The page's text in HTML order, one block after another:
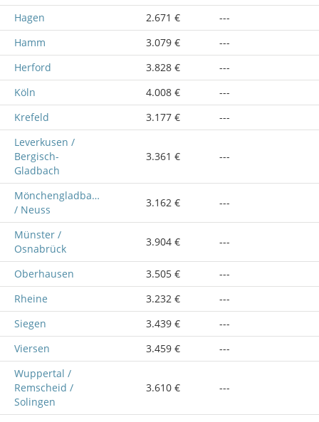
Hagen
2.671 €
---
Hamm
3.079 €
---
Herford
3.828 €
---
Köln
4.008 €
---
Krefeld
3.177 €
---
Leverkusen /
Bergisch-
Gladbach
3.361 € ---
Mönchengladbach
/ Neuss
3.162 € ---
Münster /
Osnabrück
3.904 € ---
Oberhausen 3.505 €
---
Rheine
3.232 €
---
Siegen
3.439 €
---
Viersen
3.459 €
---
Wuppertal /
Remscheid /
Solingen
3.610 € ---